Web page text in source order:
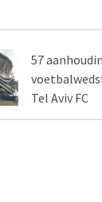
57
Tel Aviv FC